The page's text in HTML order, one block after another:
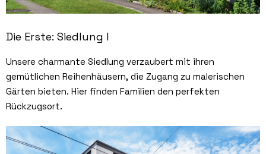
Die Erste: Siedlung I
Unsere charmante Siedlung verzaubert mit ihren
gemütlichen Reihenhäusern, die Zugang zu malerischen
Gärten bieten. Hier finden Familien den perfekten
Rückzugsort.